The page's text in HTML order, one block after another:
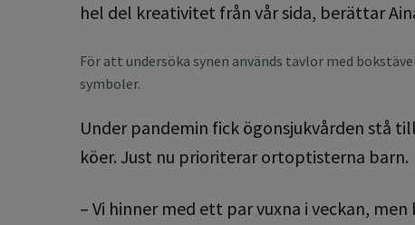
hel del kreativitet från vår sida, berättar
För att undersöka synen används tavlor med
symboler.
Under pandemin fick ögonsjukvården stå
köer. Just nu prioriterar ortoptisterna barn.
– Vi hinner med ett par vuxna i veckan,